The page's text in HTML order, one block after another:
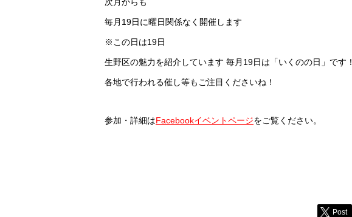
毎月19日に曜日関係なく開催します
※この日は19日
生野区の魅力を紹介しています 毎月19日は「いくのの日」です！
各地で行われる催し等もご注目くださいね！
参加・詳細はFacebookイベントページをご覧ください。
Post